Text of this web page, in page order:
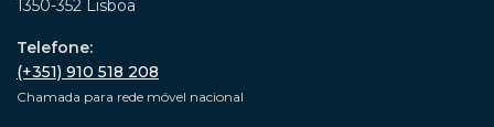
1350-352 Lisboa
Telefone:
(+351) 910 518 208
Chamada para rede móvel nacional